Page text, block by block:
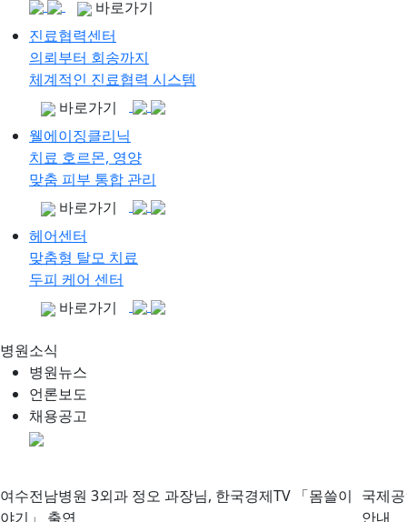
바로가기
진료협력센터
의뢰부터 회송까지
체계적인 진료협력 시스템
바로가기
웰에이징클리닉
치료 호르몬, 영양
맞춤 피부 통합 관리
바로가기
헤어센터
맞춤형 탈모 치료
두피 케어 센터
바로가기
병원소식
병원뉴스
언론보도
채용공고
여수전남병원 3외과 정오 과장님, 한국경제TV 「몸쓸이
야기」 출연
국제
안내